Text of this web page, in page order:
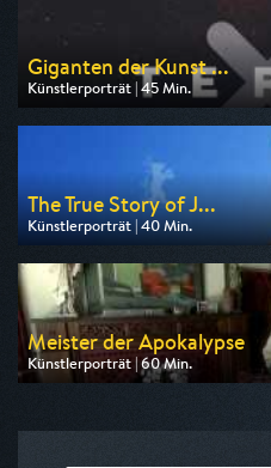
Giganten der Kunst ...
Künstlerporträt | 45 Min.
Ausgestrahlt von ZDF
am 08.08.2026, 02:45
The True Story of J...
Künstlerporträt | 40 Min.
Ausgestrahlt von 3sat
am 10.08.2026, 19:20
Meister der Apokalypse
Künstlerporträt | 60 Min.
Ausgestrahlt von Phoenix